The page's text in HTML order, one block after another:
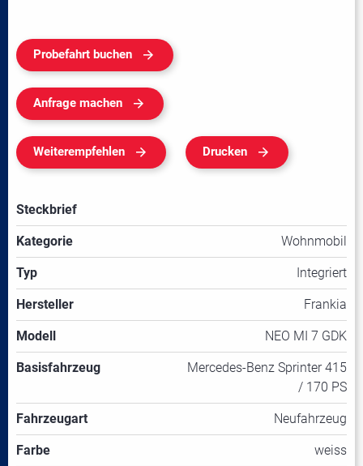
Probefahrt buchen
Anfrage machen
Weiterempfehlen Drucken
Steckbrief
Kategorie Wohnmobil
Typ Integriert
Hersteller Frankia
Modell NEO MI 7 GDK
Basisfahrzeug
Mercedes-Benz Sprinter 415
/ 170 PS
Fahrzeugart Neufahrzeug
Farbe weiss